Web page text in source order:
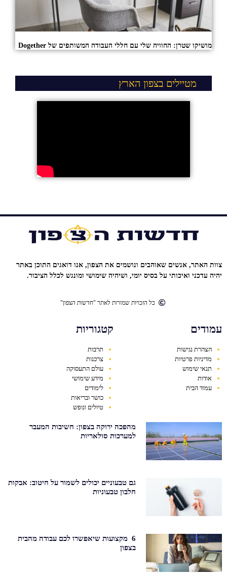
מושיקו שטרן: החוויה שלי עם חללי העבודה המשותפים של Dogether
מטיילים בצפון הארץ
צוות האתר, אנשים שאוהבים ונושמים את הצפון, אנו דואגים התוכן באתר
יהיה עדכני ואיכותי על בסיס יומי, ושיהיה שימושי ומונגש לכלל הציבור.
כל הזכויות שמורות לאתר "חדשות הצפון"
עמודים
הצהרת נגישות
מדיניות פרטיות
תנאי שימוש
אודות
עמוד הבית
קטגוריות
תרבות
צרכנות
עולם התעסוקה
מידע שימושי
לימודים
כושר ובריאות
טיולים ונופש
מהפכה ירוקה בצפון: חשיבות המעבר
למערכות סולאריות
גם טבעוניים יכולים לשמור על חיטוב: אבקות
חלבון טבעוניות
6 מקצועות שיאפשרו לכם עבודה מהבית
בצפון